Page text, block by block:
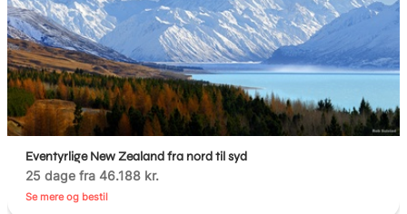
Eventyrlige New Zealand fra nord til syd
25 dage fra 46.188 kr.
Se mere og bestil